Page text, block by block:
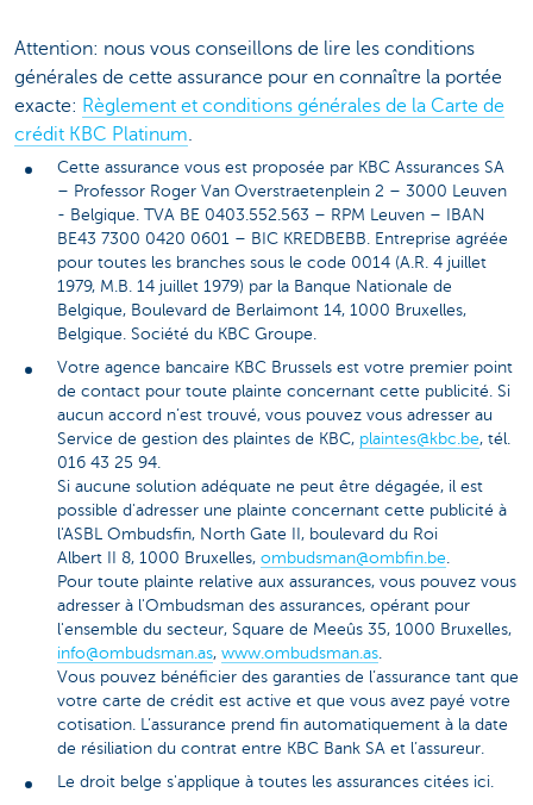
Attention: nous vous conseillons de lire les conditions
générales de cette assurance pour en connaître la portée
exacte: Règlement et conditions générales de la Carte de
crédit KBC Platinum.
Cette assurance vous est proposée par KBC Assurances SA
– Professor Roger Van Overstraetenplein 2 – 3000 Leuven
- Belgique. TVA BE 0403.552.563 – RPM Leuven – IBAN
BE43 7300 0420 0601 – BIC KREDBEBB. Entreprise agréée
pour toutes les branches sous le code 0014 (A.R. 4 juillet
1979, M.B. 14 juillet 1979) par la Banque Nationale de
Belgique, Boulevard de Berlaimont 14, 1000 Bruxelles,
Belgique. Société du KBC Groupe.
Votre agence bancaire KBC Brussels est votre premier point
de contact pour toute plainte concernant cette publicité. Si
aucun accord n’est trouvé, vous pouvez vous adresser au
Service de gestion des plaintes de KBC, plaintes@kbc.be, tél.
016 43 25 94.
Si aucune solution adéquate ne peut être dégagée, il est
possible d'adresser une plainte concernant cette publicité à
l'ASBL Ombudsfin, North Gate II, boulevard du Roi
Albert II 8, 1000 Bruxelles, ombudsman@ombfin.be.
Pour toute plainte relative aux assurances, vous pouvez vous
adresser à l'Ombudsman des assurances, opérant pour
l'ensemble du secteur, Square de Meeûs 35, 1000 Bruxelles,
info@ombudsman.as, www.ombudsman.as.
Vous pouvez bénéficier des garanties de l’assurance tant que
votre carte de crédit est active et que vous avez payé votre
cotisation. L’assurance prend fin automatiquement à la date
de résiliation du contrat entre KBC Bank SA et l’assureur.
Le droit belge s'applique à toutes les assurances citées ici.